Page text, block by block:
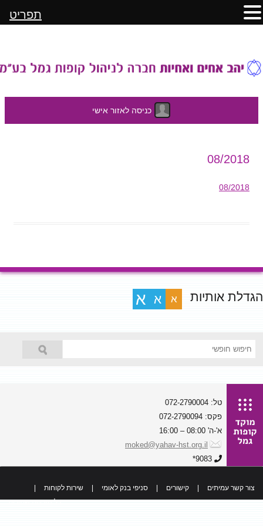
כניסה לאזור אישי
08/2018
08/2018
הגדלת אותיות א א א
טל: 072-2790004
פקס: 072-2790094
א'-ה' 08:00 – 16:00
moked@yahav-hst.org.il
9083*
צור קשר עמיתים קישורים סניפי בנק לאומי שירות לקוחות
כל הזכויות שמורות
תפריט